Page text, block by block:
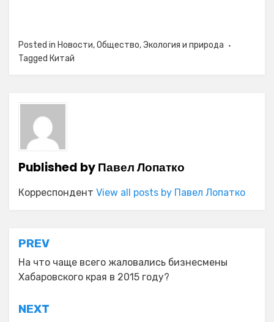
Posted in Новости,Общество,Экология и природа
Tagged Китай
Published byПавел Лопатко
Корреспондент View all posts by Павел Лопатко
Навигация
по
записям
PREV
На что чаще всего жаловались бизнесмены
Хабаровского края в 2015 году?
NEXT